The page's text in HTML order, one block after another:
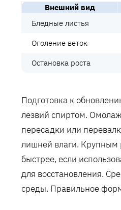
Внешний вид
Бледные листья
Оголение веток
Остановка роста
Подготовка к
лезвий спиртом.
пересадки или
лишней влаги. Крупным
быстрее‚ если
для восстановления.
среды. Правильное